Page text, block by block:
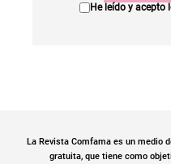
He leído y acepto
La Revista Comfama es un medio
gratuita, que tiene como